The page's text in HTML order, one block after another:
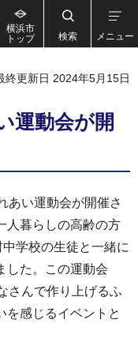
横浜市
トップ
検索 メニュー
終更新日 2024年5月15日
運動会が開
あい運動会が開催さ
人暮らしの高齢の方
学校の生徒と一緒に
した。この運動会
さんで作り上げるふ
を感じるイベントと